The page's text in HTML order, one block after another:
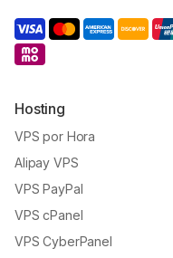
Hosting
VPS por Hora
Alipay VPS
VPS PayPal
VPS cPanel
VPS CyberPanel